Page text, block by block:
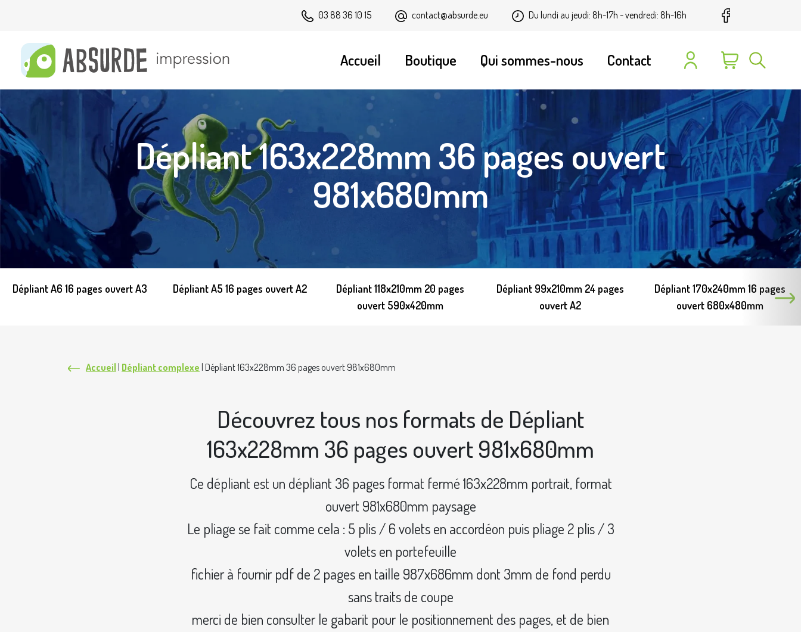
03 88 36 10 15 contact@absurde.eu Du lundi au jeudi: 8h-17h - vendredi: 8h-16h
Accueil Boutique Qui sommes-nous Contact
Dépliant 163x228mm 36 pages ouvert
981x680mm
Dépliant A6 16 pages ouvert A3 Dépliant A5 16 pages ouvert A2
Dépliant 118x210mm 20 pages
ouvert 590x420mm
Dépliant 99x210mm 24 pages
ouvert A2
Dépliant 170x240mm 16 pages
ouvert 680x480mm
Accueil Dépliant complexe Dépliant 163x228mm 36 pages ouvert 981x680mm
Découvrez tous nos formats de Dépliant
163x228mm 36 pages ouvert 981x680mm
Ce dépliant est un dépliant 36 pages format fermé 163x228mm portrait, format
ouvert 981x680mm paysage
Le pliage se fait comme cela : 5 plis / 6 volets en accordéon puis pliage 2 plis / 3
volets en portefeuille
fichier à fournir pdf de 2 pages en taille 987x686mm dont 3mm de fond perdu
sans traits de coupe
merci de bien consulter le gabarit pour le positionnement des pages, et de bien